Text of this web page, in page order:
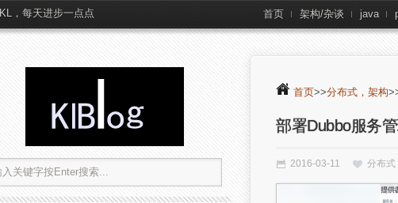
KL，每天进步一点点 首页 架构/杂谈 java
首页>>分布式，架构
部署Dubbo服务
2016-03-11 分布式